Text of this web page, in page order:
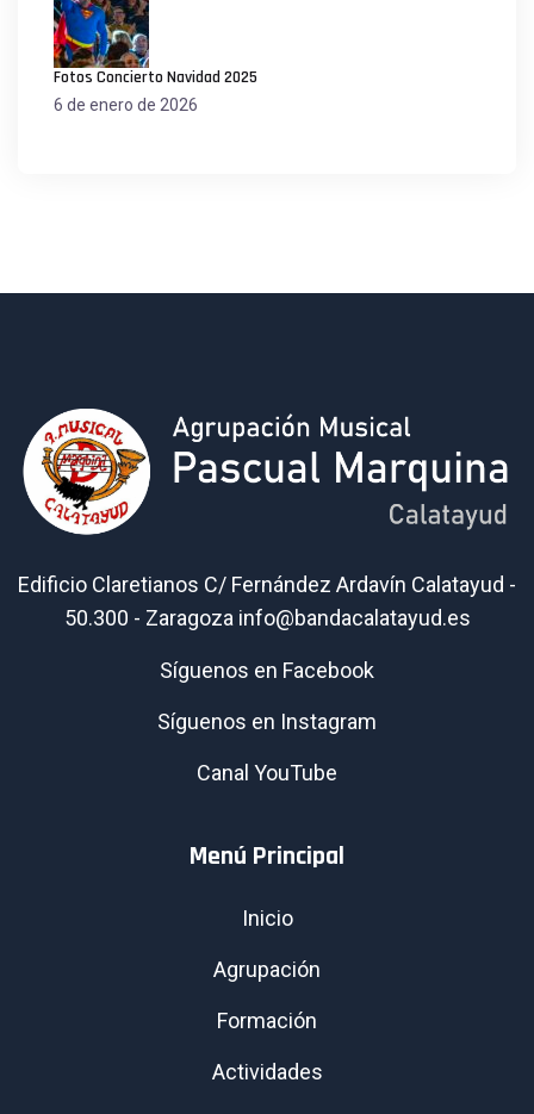
Fotos Concierto Navidad 2025
6 de enero de 2026
Edificio Claretianos C/ Fernández Ardavín Calatayud -
50.300 - Zaragoza info@bandacalatayud.es
Síguenos en Facebook
Síguenos en Instagram
Canal YouTube
Menú Principal
Inicio
Agrupación
Formación
Actividades